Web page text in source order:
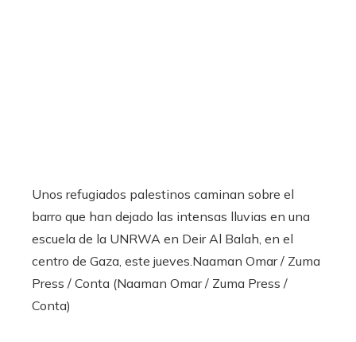
Unos refugiados palestinos caminan sobre el
barro que han dejado las intensas lluvias en una
escuela de la UNRWA en Deir Al Balah, en el
centro de Gaza, este jueves.Naaman Omar / Zuma
Press / Conta (Naaman Omar / Zuma Press /
Conta)